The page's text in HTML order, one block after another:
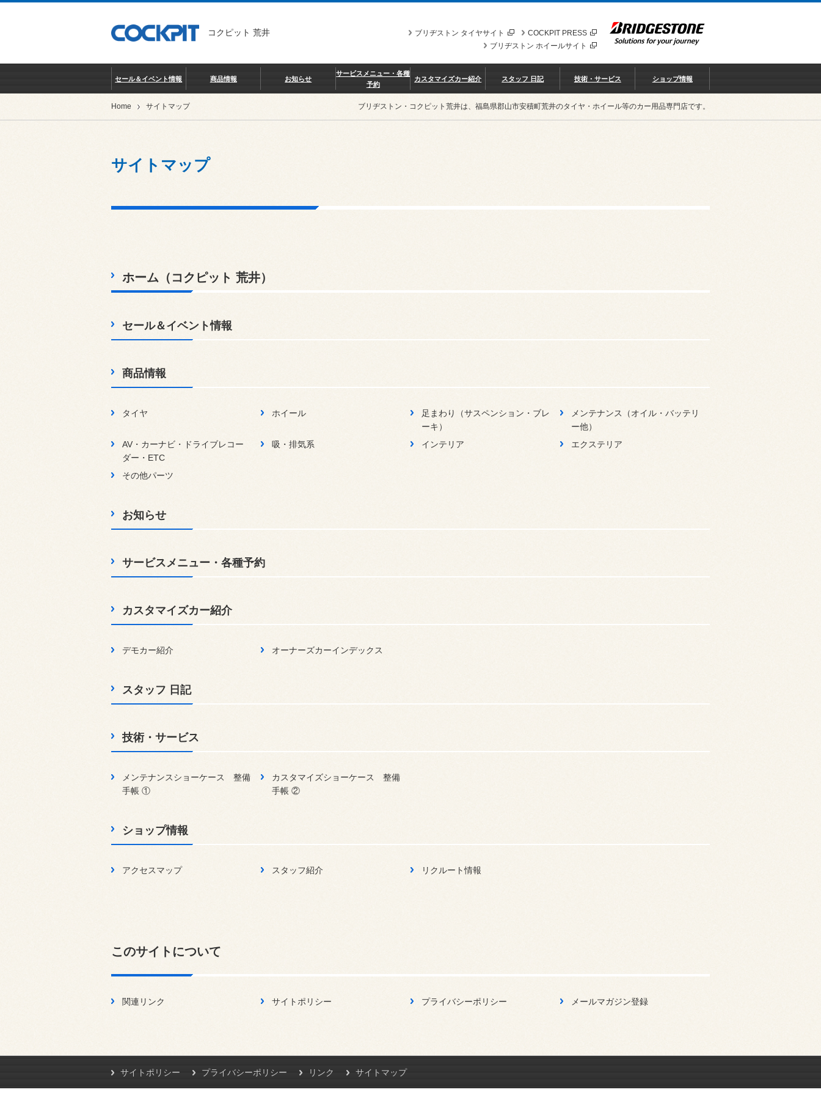
コクピット 荒井 COCKPIT PRESS
ブリヂストン タイヤサイト
ブリヂストン ホイールサイト
セール＆イベント情報 商品情報 お知らせ
サービスメニュー・各種
予約
カスタマイズカー紹介 スタッフ 日記 技術・サービス ショップ情報
Home サイトマップ ブリヂストン・コクピット荒井は、福島県郡山市安積町荒井のタイヤ・ホイール等のカー用品専門店です。
サイトマップ
ホーム（コクピット 荒井）
セール＆イベント情報
商品情報
タイヤ ホイール
足まわり（サスペンション・ブレ
ーキ）
メンテナンス（オイル・バッテリ
ー他）
AV・カーナビ・ドライブレコー
ダー・ETC
吸・排気系 インテリア エクステリア
その他パーツ
お知らせ
サービスメニュー・各種予約
カスタマイズカー紹介
デモカー紹介 オーナーズカーインデックス
スタッフ 日記
技術・サービス
メンテナンスショーケース 整備
手帳 ①
カスタマイズショーケース 整備
手帳 ②
ショップ情報
アクセスマップ スタッフ紹介 リクルート情報
このサイトについて
関連リンク サイトポリシー プライバシーポリシー メールマガジン登録
サイトポリシー プライバシーポリシー リンク サイトマップ